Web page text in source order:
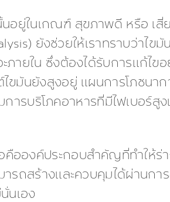
นอยู่ในเกณฑ์ สุขภาพดี หรือ เ
ยังช่วยให้เราทราบว่าไข
ายใน ซึ่งต้องได้รับการแก้ไขอ
ขมันยังสูงอยู่ แผนการโภชนาก
ารบริโภคอาหารที่มีไฟเบอร์
อองค์ประกอบสำคัญที่ทำให้ร่
มารถสร้างและควบคุมได้ผ่าน
นเอง